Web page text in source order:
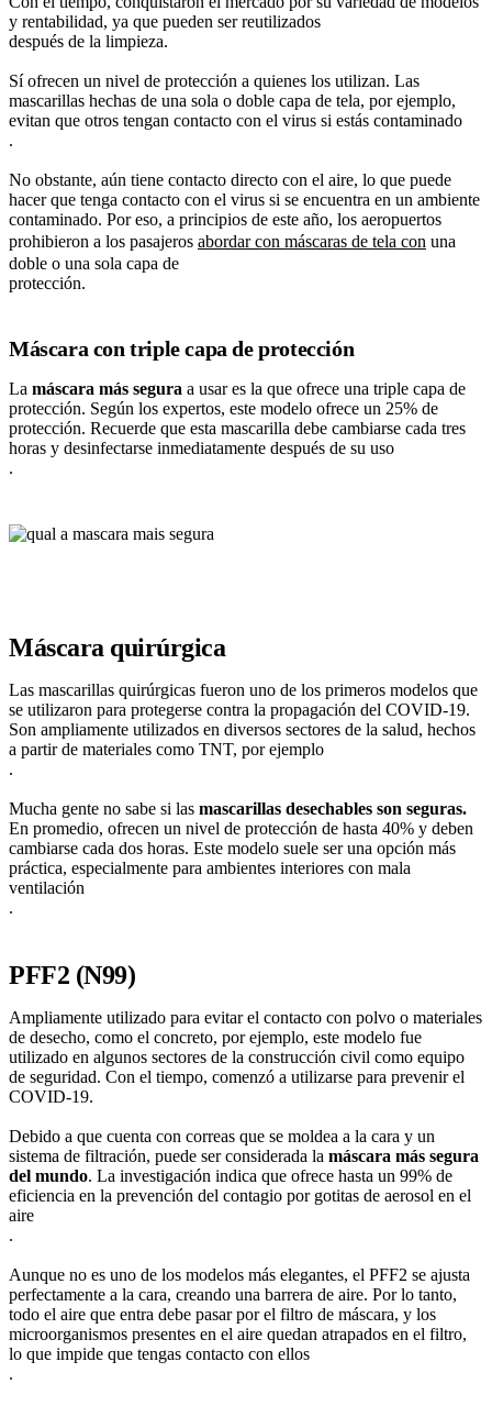
y rentabilidad, ya que pueden ser reutilizados
después de la limpieza.
Sí ofrecen un nivel de protección a quienes los utilizan. Las
mascarillas hechas de una sola o doble capa de tela, por ejemplo,
evitan que otros tengan contacto con el virus si estás contaminado
.
No obstante, aún tiene contacto directo con el aire, lo que puede
hacer que tenga contacto con el virus si se encuentra en un ambiente
contaminado. Por eso, a principios de este año, los aeropuertos
prohibieron a los pasajeros abordar con máscaras de tela con una
doble o una sola capa de
protección.
Máscara con triple capa de protección
La máscara más segura a usar es la que ofrece una triple capa de
protección. Según los expertos, este modelo ofrece un 25% de
protección. Recuerde que esta mascarilla debe cambiarse cada tres
horas y desinfectarse inmediatamente después de su uso
.
Máscara quirúrgica
Las mascarillas quirúrgicas fueron uno de los primeros modelos que
se utilizaron para protegerse contra la propagación del COVID-19.
Son ampliamente utilizados en diversos sectores de la salud, hechos
a partir de materiales como TNT, por ejemplo
.
Mucha gente no sabe si las mascarillas desechables son seguras.
En promedio, ofrecen un nivel de protección de hasta 40% y deben
cambiarse cada dos horas. Este modelo suele ser una opción más
práctica, especialmente para ambientes interiores con mala
ventilación
.
PFF2 (N99)
Ampliamente utilizado para evitar el contacto con polvo o materiales
de desecho, como el concreto, por ejemplo, este modelo fue
utilizado en algunos sectores de la construcción civil como equipo
de seguridad. Con el tiempo, comenzó a utilizarse para prevenir el
COVID-19.
Debido a que cuenta con correas que se moldea a la cara y un
sistema de filtración, puede ser considerada la máscara más segura
del mundo. La investigación indica que ofrece hasta un 99% de
eficiencia en la prevención del contagio por gotitas de aerosol en el
aire
.
Aunque no es uno de los modelos más elegantes, el PFF2 se ajusta
perfectamente a la cara, creando una barrera de aire. Por lo tanto,
todo el aire que entra debe pasar por el filtro de máscara, y los
microorganismos presentes en el aire quedan atrapados en el filtro,
lo que impide que tengas contacto con ellos
.